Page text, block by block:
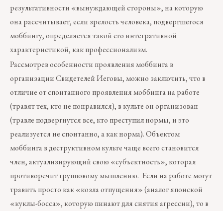
результативности «вынуждающей стороны», на которую
она рассчитывает, если зрелость человека, подвергшегося
моббингу, определяется такой его интегративной
характеристикой, как профессионализм.
Рассмотрев особенности проявления моббинга в
организации Свидетелей Иеговы, можно заключить, что в
отличие от спонтанного проявления моббинга на работе
(травят тех, кто не понравился), в культе он организован
(травле подвергнутся все, кто преступил нормы, и это
реализуется не спонтанно, а как норма). Объектом
моббинга в деструктивном культе чаще всего становится
член, актуализирующий свою «субъектность», которая
противоречит групповому мышлению. Если на работе могут
травить просто как «козла отпущения» (аналог японской
«куклы-босса», которую пинают для снятия агрессии), то в